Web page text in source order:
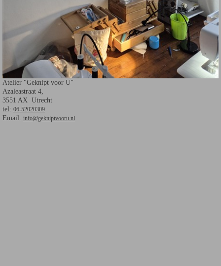
Atelier "Geknipt voor U"
Azaleastraat 4,
3551 AX Utrecht
tel: 06-52020309
Email: info@gekniptvooru.nl